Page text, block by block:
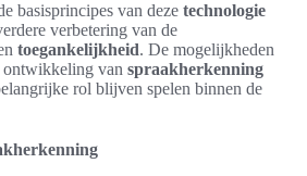
basisprincipes van deze technologie
verbetering van de
toegankelijkheid. De mogelijkheden
ontwikkeling van spraakherkenning
rol blijven spelen binnen de